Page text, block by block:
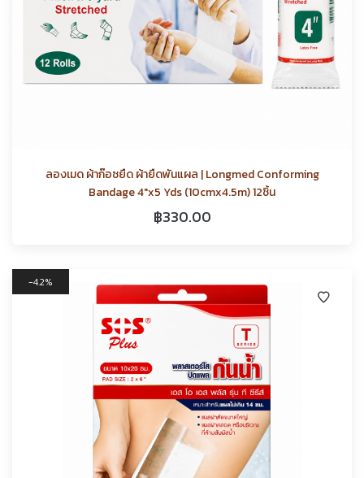
ลองเมด ผ้าก๊อซยืด ผ้ายืดพันแผล | Longmed Conforming
Bandage 4″x5 Yds (10cmx4.5m) 12ชิ้น
฿330.00
4.2%